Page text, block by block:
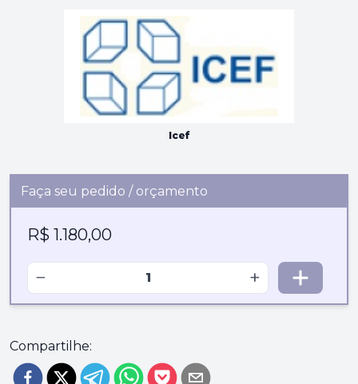
Faça seu pedido / orçamento
R$ 1.180,00
− +
Icef
Compartilhe: